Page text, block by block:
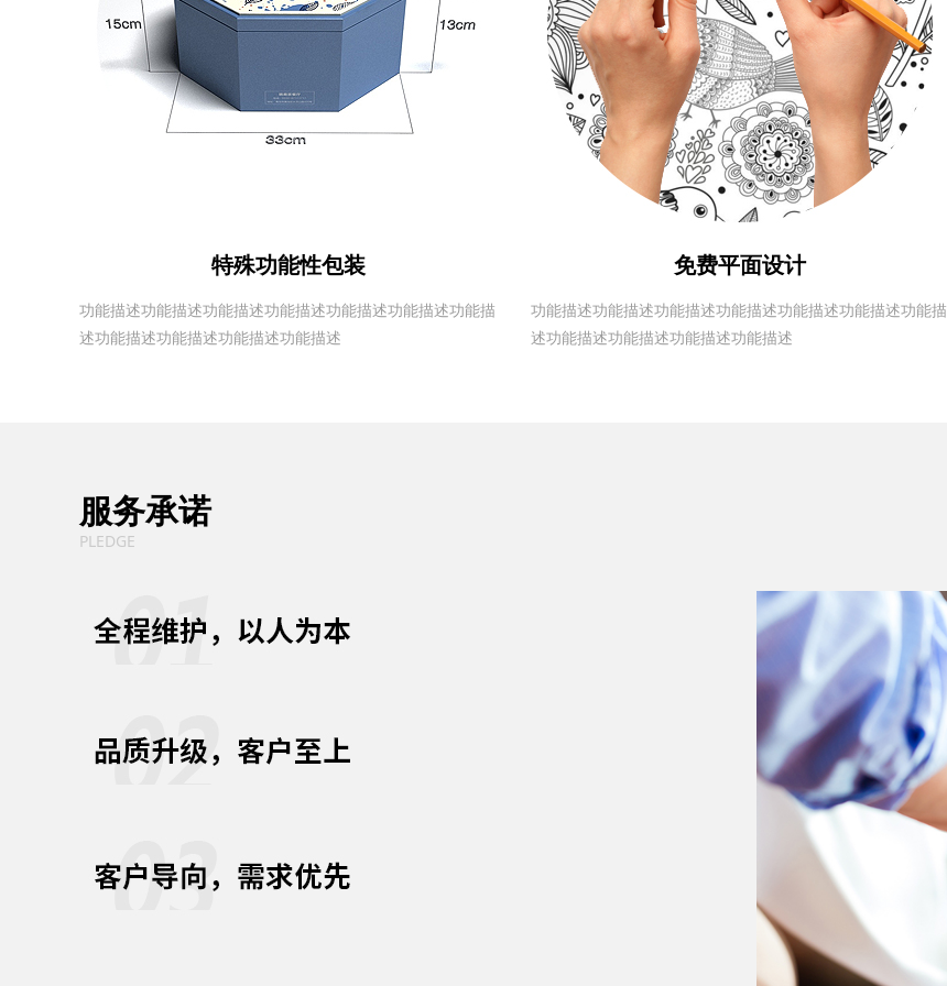
特殊功能性包装
功能描述功能描述功能描述功能描述功能描述功能描述功能描
述功能描述功能描述功能描述功能描述
免费平面设计
功能描述功能描述功能描述功能描述功能描述功能描述功能描
述功能描述功能描述功能描述功能描述
服务承诺
PLEDGE